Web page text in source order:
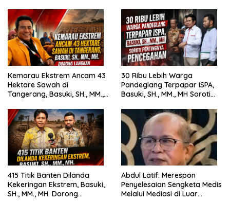
Kemarau Ekstrem Ancam 43
Hektare Sawah di
Tangerang, Basuki, SH., MM.,
Pemerintah
30 Ribu Lebih Warga
Pandeglang Terpapar ISPA,
Basuki, SH., MM., MH Soroti
415 Titik Banten Dilanda
Kekeringan Ekstrem, Basuki,
SH., MM., MH. Dorong
Abdul Latif: Merespon
Penyelesaian Sengketa Medis
Melalui Mediasi di Luar